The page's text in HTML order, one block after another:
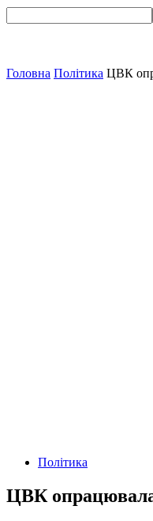
Головна Політика ЦВК
Політика
ЦВК